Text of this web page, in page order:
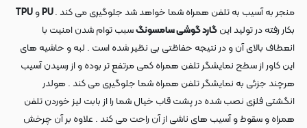
منجر به آسیب به تلفن همراه شما خواهد شد جلوگیری می کند .
وTPU
بکار رفته در تولید اینگارد گوشی سامسونگسبب توام شدن امنیت با
انعطاف بالای آن و در نتیجه حفاظتی بی نظیر شده است . لبه و حاشیه های
این کاور از سطح نمایشگر تلفن همراه کمی مرتفع تر بوده و از رسیدن آسیب
هرچند جزئی به نمایشگر تلفن همراه شما جلوگیری می کند . هولدر
انگشتی فلزی نصب شده در پشت قاب خیال شما را از بابت لیز خوردن تلفن
همراه و سقوط و آسیب های ناشی از آن راحت می کند . علاوه بر آن چرخش